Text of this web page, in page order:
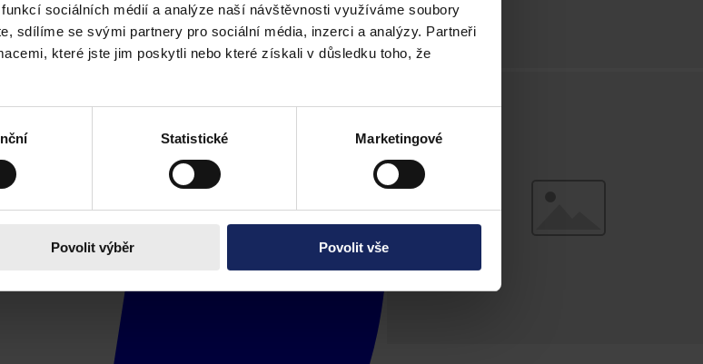
sociálních médií a analýze naší návštěvnosti využíváme soubory
sdílíme se svými partnery pro sociální média, inzerci a analýzy. Partneři
které jste jim poskytli nebo které získali v důsledku toho, že
Statistické Marketingové
Povolit výběr Povolit vše